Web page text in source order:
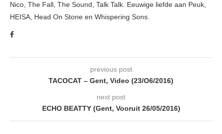
Nico, The Fall, The Sound, Talk Talk. Eeuwige liefde aan Peuk,
HEISA, Head On Stone en Whispering Sons.
previous post
TACOCAT – Gent, Video (23/O6/2016)
next post
ECHO BEATTY (Gent, Vooruit 26/05/2016)